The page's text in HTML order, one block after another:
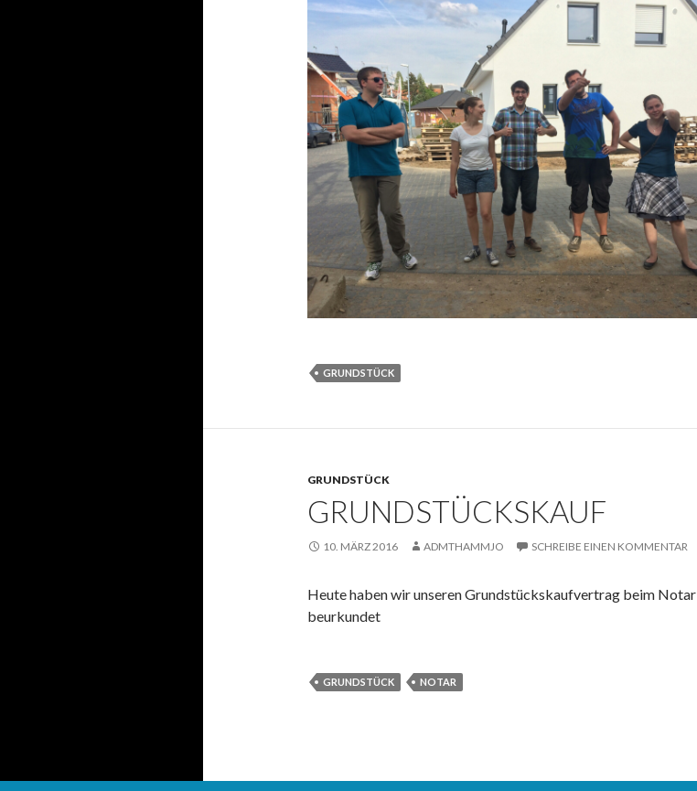
GRUNDSTÜCK
GRUNDSTÜCK
GRUNDSTÜCKSKAUF
10. MÄRZ 2016 ADMTHAMMJO SCHREIBE EINEN KOMMENTAR
Heute haben wir unseren Grundstückskaufvertrag beim Notar
beurkundet
GRUNDSTÜCK NOTAR